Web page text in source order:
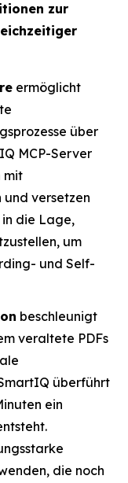
zur
ermöglicht
über
MCP-Server
mit
und versetzen
die Lage,
um
und Self-
beschleunigt
veraltete PDFs
überführt
ein
die noch